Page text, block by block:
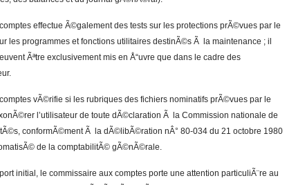
effectue Ã©galement des tests sur les protections prÃ©vues par le
les programmes et fonctions utilitaires destinÃ©s Ã la maintenance ; il
Ãªtre exclusivement mis en Å“uvre que dans le cadre des
vÃ©rifie si les rubriques des fichiers nominatifs prÃ©vues par le
l’utilisateur de toute dÃ©claration Ã la Commission nationale de
conformÃ©ment Ã la dÃ©libÃ©ration nÂ° 80-034 du 21 octobre 1980
de la comptabilitÃ© gÃ©nÃ©rale.
initial, le commissaire aux comptes porte une attention particuliÃ¨re au